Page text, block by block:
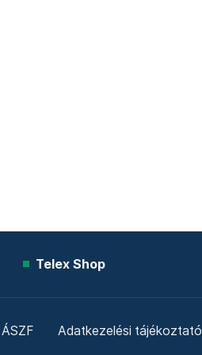
Telex Shop
ÁSZF Adatkezelési tájékoztató